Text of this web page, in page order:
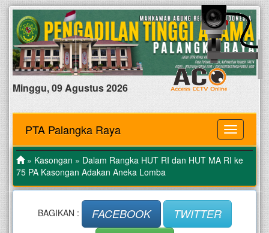
Minggu, 09 Agustus 2026
MENU
PTA Palangka Raya
» Kasongan » Dalam Rangka HUT RI dan HUT MA RI ke
75 PA Kasongan Adakan Aneka Lomba
BAGIKAN : FACEBOOK
TWITTER